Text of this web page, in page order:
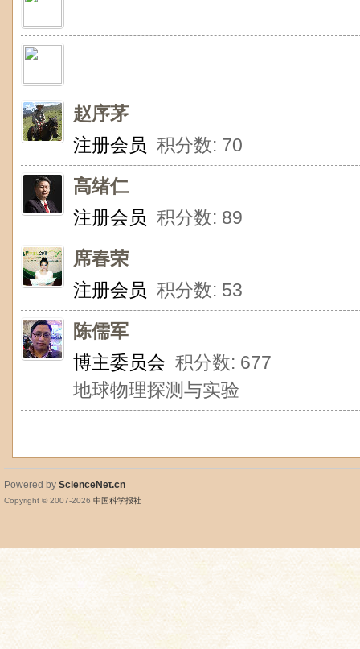
赵序茅
注册会员 积分数: 70
高绪仁
注册会员 积分数: 89
席春荣
注册会员 积分数: 53
陈儒军
博主委员会 积分数: 677
地球物理探测与实验
Powered by ScienceNet.cn
Copyright © 2007-2026 中国科学报社